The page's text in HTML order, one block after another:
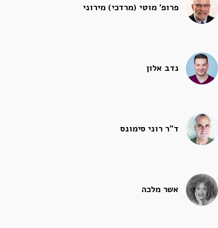
פרופ' מוטי (מרדכי) מירוני
נדב אלון
ד״ר רוני סימונס
אשר מלכה